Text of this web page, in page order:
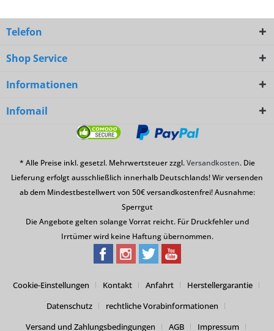
Telefon
Shop Service
Informationen
Infomail
* Alle Preise inkl. gesetzl. Mehrwertsteuer zzgl.Versandkosten. Die
Lieferung erfolgt ausschließlich innerhalb Deutschlands! Wir versenden
ab dem Mindestbestellwert von 50€ versandkostenfrei! Ausnahme:
Sperrgut
Die Angebote gelten solange Vorrat reicht. Für Druckfehler und
Irrtümer wird keine Haftung übernommen.
Cookie-Einstellungen Kontakt Anfahrt
Herstellergarantie
Datenschutz
rechtliche Vorabinformationen
Versand und Zahlungsbedingungen
AGB Impressum